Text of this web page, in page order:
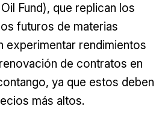
Fund), que replican los
futuros de materias
experimentar rendimientos
de contratos en
ya que estos deben
más altos.